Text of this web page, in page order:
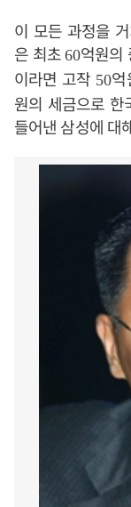
이 모든 과정을
은 최초60억원의
이라면 고작 50
원의 세금으로
들어낸 삼성에 대